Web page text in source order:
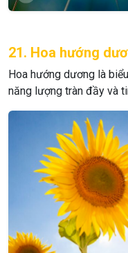
21. Hoa hướng
Hoa hướng dương là
năng lượng tràn đầy và